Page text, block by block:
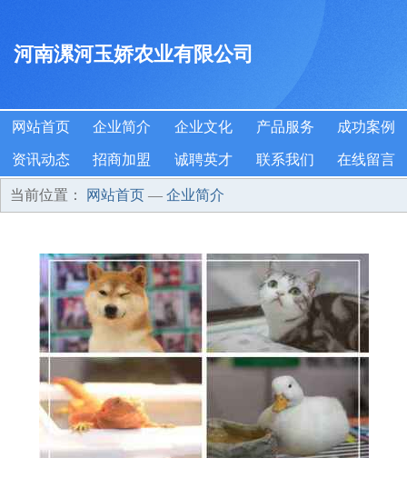
河南漯河玉娇农业有限公司
网站首页 企业简介 企业文化 产品服务 成功案例
资讯动态 招商加盟 诚聘英才 联系我们 在线留言
当前位置： 网站首页 — 企业简介